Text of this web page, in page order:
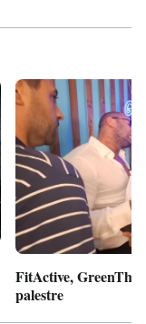
FitActive,
palestre